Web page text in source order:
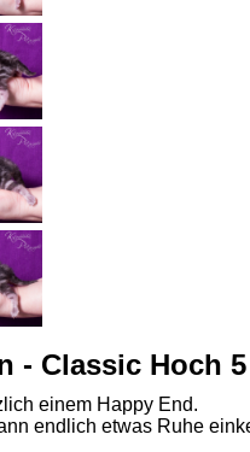
- Classic Hoch 5
einem Happy End.
endlich etwas Ruhe